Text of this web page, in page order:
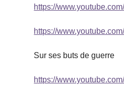
https://
https://
Sur ses buts de guerre
https://